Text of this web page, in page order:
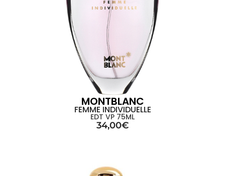
MONTBLANC
FEMME INDIVIDUELLE
EDT VP 75ML
34,00€